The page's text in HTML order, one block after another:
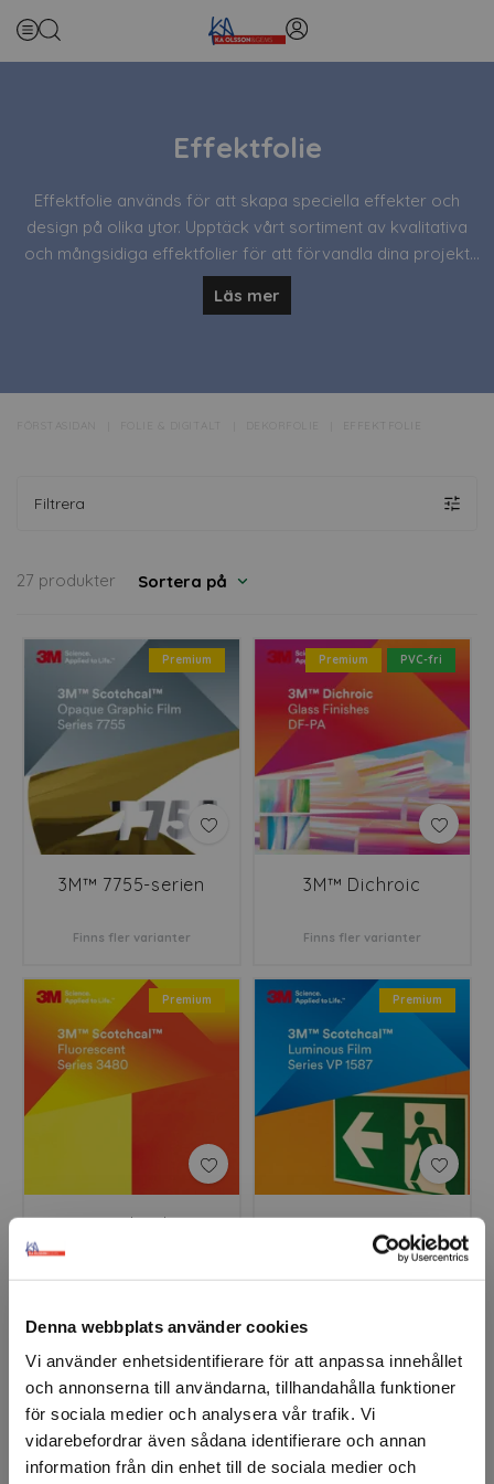
Denna webbplats använder cookies
Vi använder enhetsidentifierare för att anpassa innehållet
och annonserna till användarna, tillhandahålla funktioner
för sociala medier och analysera vår trafik. Vi
vidarebefordrar även sådana identifierare och annan
information från din enhet till de sociala medier och
Effektfolie
Effektfolie används för att skapa speciella effekter och
design på olika ytor. Upptäck vårt sortiment av kvalitativa
och mångsidiga effektfolier för att förvandla dina projekt
och skapa unika visuella detaljer.
Läs mer
FÖRSTASIDAN FOLIE & DIGITALT EFFEKTFOLIE
Filtrera
27 produkter Sortera på
Premium
3M™ 7755-serien
Finns fler varianter
Premium PVC-fri
3M™ Dichroic
Finns fler varianter
Premium
3M™ Scotchcal™ 3480
Finns fler varianter
Premium
3M™ VP 1587
Efterlysande folie
Finns fler varianter